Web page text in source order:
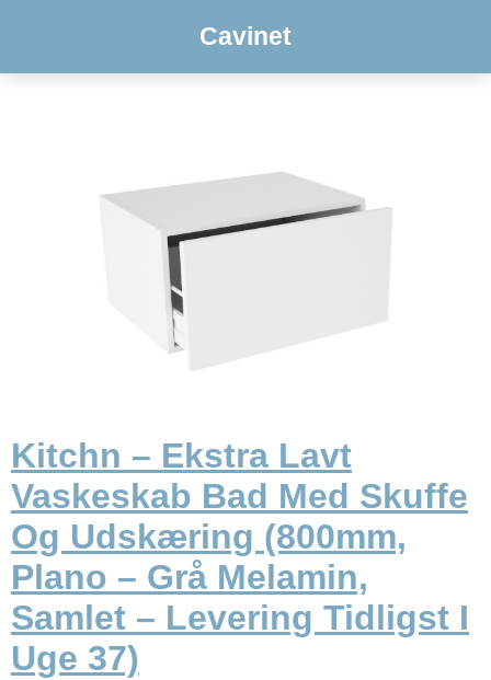
Cavinet
Kitchn – Ekstra Lavt
Vaskeskab Bad Med Skuffe
Og Udskæring (800mm,
Plano – Grå Melamin,
Samlet – Levering Tidligst I
Uge 37)